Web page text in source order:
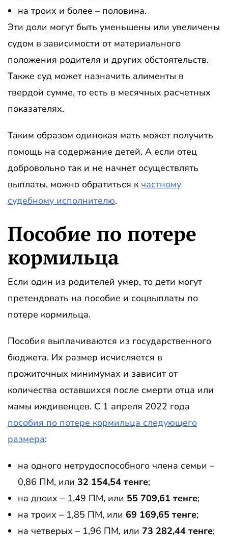
на троих и более – половина.
Эти доли могут быть уменьшены или увеличены
судом в зависимости от материального
положения родителя и других обстоятельств.
Также суд может назначить алименты в
твердой сумме, то есть в месячных расчетных
показателях.
Таким образом одинокая мать может получить
помощь на содержание детей. А если отец
добровольно так и не начнет осуществлять
выплаты, можно обратиться к частному
судебному исполнителю.
Пособие по потере
кормильца
Если один из родителей умер, то дети могут
претендовать на пособие и соцвыплаты по
потере кормильца.
Пособия выплачиваются из государственного
бюджета. Их размер исчисляется в
прожиточных минимумах и зависит от
количества оставшихся после смерти отца или
мамы иждивенцев. С 1 апреля 2022 года
пособия по потере кормильца следующего
размера:
на одного нетрудоспособного члена семьи –
0,86 ПМ, или 32 154,54 тенге;
на двоих – 1,49 ПМ, или 55 709,61 тенге;
на троих – 1,85 ПМ, или 69 169,65 тенге;
на четверых – 1,96 ПМ, или 73 282,44 тенге;